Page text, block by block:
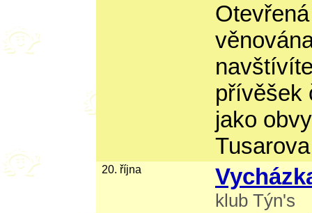
přívěšek
jako
20. října
klub Týn's